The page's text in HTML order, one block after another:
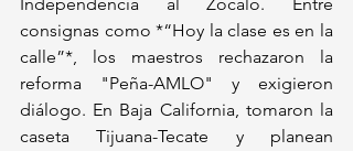
Independencia al Zócalo. Entre
consignas como *“Hoy la clase es en la
calle”*, los maestros rechazaron la
reforma "Peña-AMLO" y exigieron
diálogo. En Baja California, tomaron la
caseta Tijuana-Tecate y planean